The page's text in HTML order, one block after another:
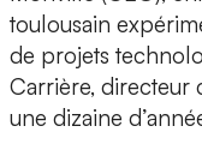
toulousain
de projets
Carrière, directeur
une dizaine